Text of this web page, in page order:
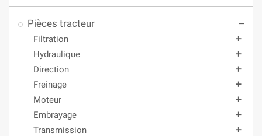
Pièces tracteur remove
Filtration add
Hydraulique add
Direction add
Freinage add
Moteur add
Embrayage add
Transmission add